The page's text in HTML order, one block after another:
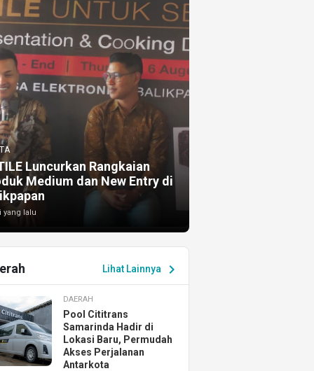
Luncurkan Rangkaian
Medium dan New Entry di
yang lalu
Lihat Lainnya chevron_right
DAERAH
Pool Cititrans
Samarinda Hadir di
Lokasi Baru, Permudah
Akses Perjalanan
Antarkota